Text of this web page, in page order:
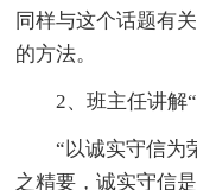
同样与这个话题有
的方法。
2、班主任讲解
“以诚实守信为
之精要，诚实守信